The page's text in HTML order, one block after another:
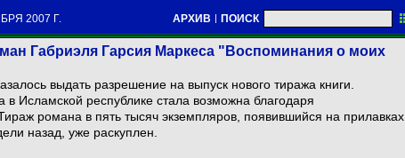
2007 Г. АРХИВ | ПОИСК
Габриэля Гарсия Маркеса "Воспоминания о моих
выдать разрешение на выпуск нового тиража книги.
в Исламской республике стала возможна благодаря
романа в пять тысяч экземпляров, появившийся на прилавках
назад, уже раскуплен.